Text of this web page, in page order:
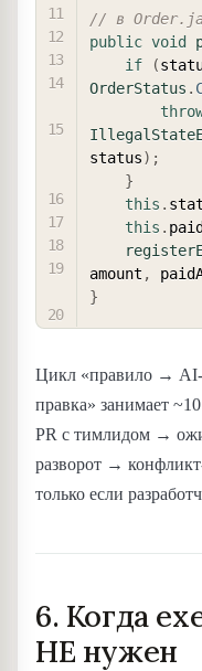
// в
public void
if
(
OrderStatus .
status) ;
}
this .
this .
amount ,
}
Цикл «правило →
правка» занимает
PR с тимлидом →
разворот →
только если
6. Когда
НЕ нужен